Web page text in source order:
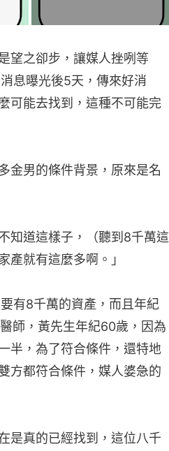
望之卻步，讓媒人挫咧等
息曝光後5天，傳來好消
可能去找到，這種不可能完
金男的條件背景，原來是名
知道這樣子，（聽到8千萬這
產就有這麼多啊。」
有8千萬的資產，而且年紀
師，黃先生年紀60歲，因為
半，為了符合條件，還特地
方都符合條件，媒人婆急的
是真的已經找到，這位八千